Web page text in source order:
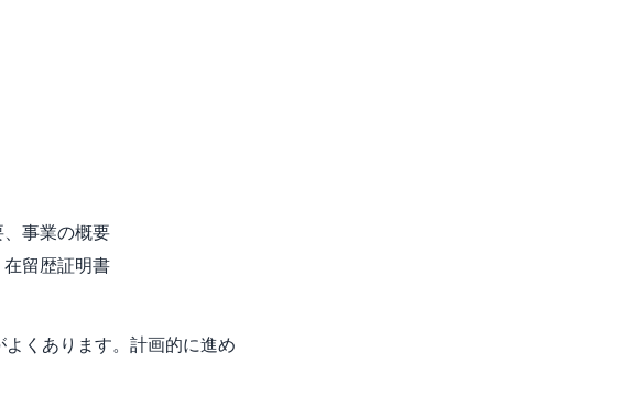
事業の概要
留歴証明書
くあります。計画的に進め